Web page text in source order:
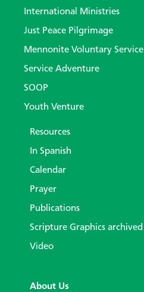
International Ministries
Just Peace Pilgrimage
Mennonite Voluntary Service
Service Adventure
SOOP
Youth Venture
Resources
In Spanish
Calendar
Prayer
Publications
Scripture Graphics archived
Video
About Us